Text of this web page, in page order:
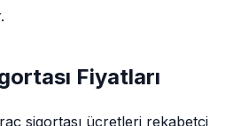
Fiyatları
sigortası ücretleri rekabetçi